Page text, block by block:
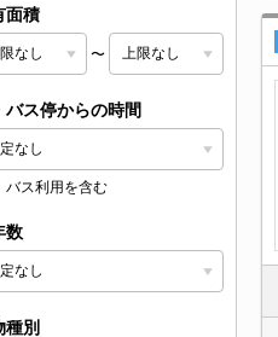
面積
〜
バス停からの時間
バス利用を含む
数
種別